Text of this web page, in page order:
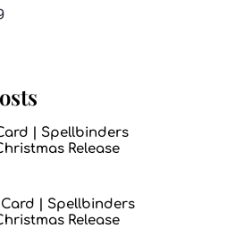
| Spellbinders
Release
| Spellbinders
Release